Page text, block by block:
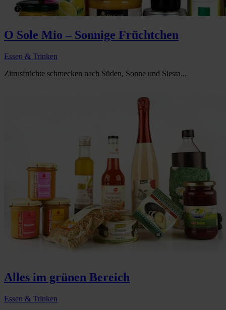
O Sole Mio – Sonnige Früchtchen
Essen & Trinken
Zitrusfrüchte schmecken nach Süden, Sonne und Siesta...
Alles im grünen Bereich
Essen & Trinken